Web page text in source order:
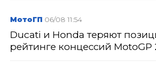
МотоГП 06/08 11:54
Ducati и Honda теряют
рейтинге концессий MotoGP